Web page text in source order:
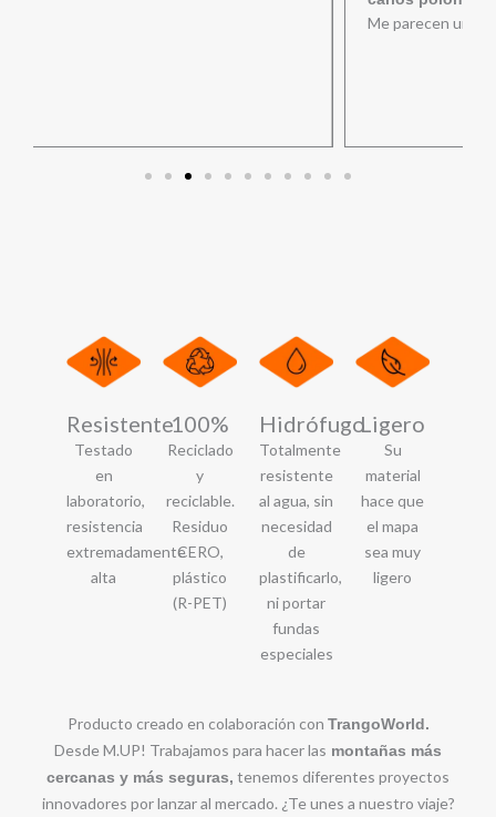
Resistente
Testado
en
laboratorio,
resistencia
extremadamente
alta
100%
Reciclado
y
reciclable.
Residuo
CERO,
plástico
(R-PET)
Hidrófugo
Totalmente
resistente
al agua, sin
necesidad
de
plastificarlo,
ni portar
fundas
especiales
Ligero
Su
material
hace que
el mapa
sea muy
ligero
Producto creado en colaboración con TrangoWorld.
Desde M.UP! Trabajamos para hacer las montañas más
cercanas y más seguras, tenemos diferentes proyectos
innovadores por lanzar al mercado. ¿Te unes a nuestro viaje?